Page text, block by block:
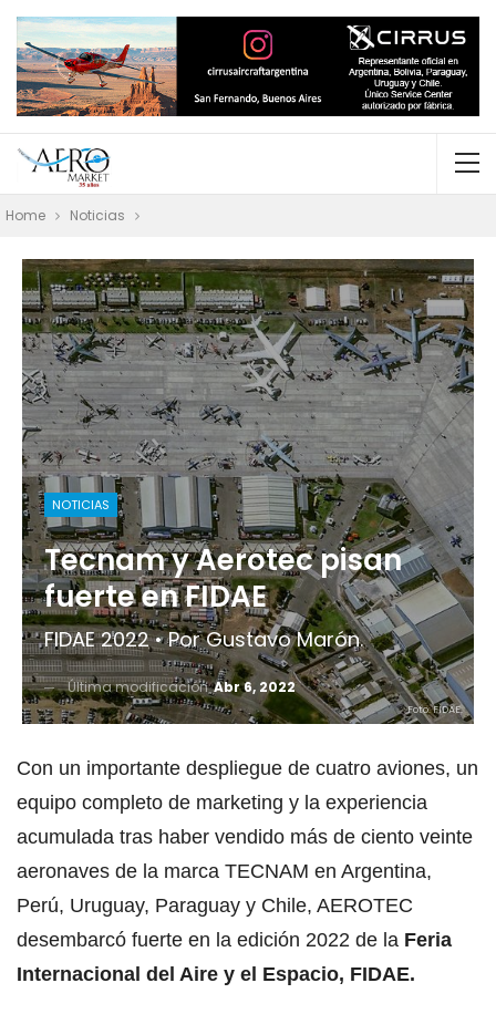
Home Noticias
NOTICIAS
Tecnam y Aerotec pisan
fuerte en FIDAE
FIDAE 2022 • Por Gustavo Marón.
Última modificaciónAbr 6, 2022
Foto: FIDAE.
Con un importante despliegue de cuatro aviones, un
equipo completo de marketing y la experiencia
acumulada tras haber vendido más de ciento veinte
aeronaves de la marca TECNAM en Argentina,
Perú, Uruguay, Paraguay y Chile, AEROTEC
desembarcó fuerte en la edición 2022 de la Feria
Internacional del Aire y el Espacio, FIDAE.